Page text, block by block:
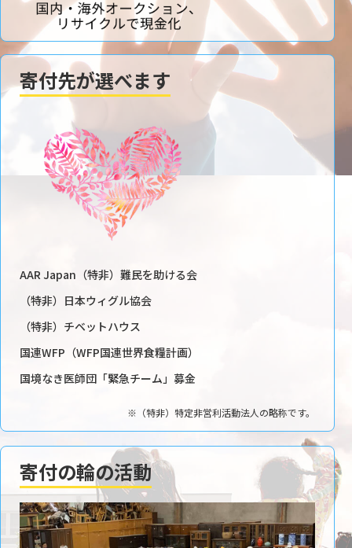
寄付先が選べます
AAR Japan（特非）難民を助ける会
（特非）日本ウィグル協会
（特非）チベットハウス
国連WFP（WFP国連世界食糧計画）
国境なき医師団「緊急チーム」募金
※（特非）特定非営利活動法人の略称です。
寄付の輪の活動